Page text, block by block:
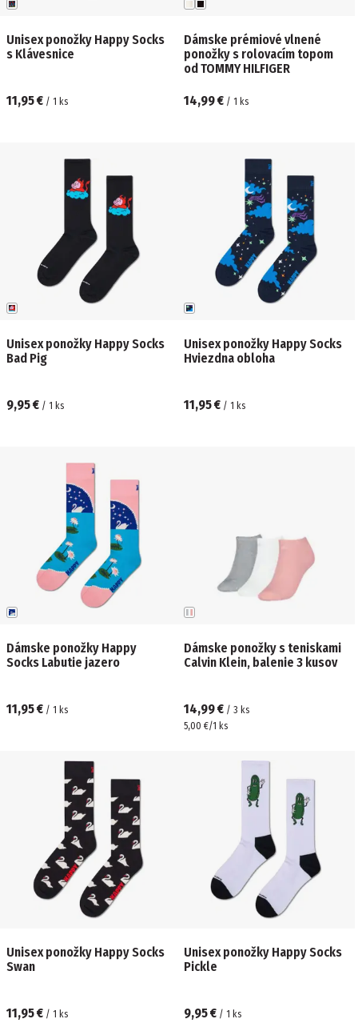
Unisex ponožky Happy Socks
s Klávesnice
11,95 € / 1 ks
Dámske prémiové vlnené
ponožky s rolovacím topom
od TOMMY HILFIGER
14,99 € / 1 ks
Unisex ponožky Happy Socks
Bad Pig
9,95 € / 1 ks
Unisex ponožky Happy Socks
Hviezdna obloha
11,95 € / 1 ks
Dámske ponožky Happy
Socks Labutie jazero
11,95 € / 1 ks
Dámske ponožky s teniskami
Calvin Klein, balenie 3 kusov
14,99 € / 3 ks
5,00 €/1 ks
Unisex ponožky Happy Socks
Swan
11,95 € / 1 ks
Unisex ponožky Happy Socks
Pickle
9,95 € / 1 ks